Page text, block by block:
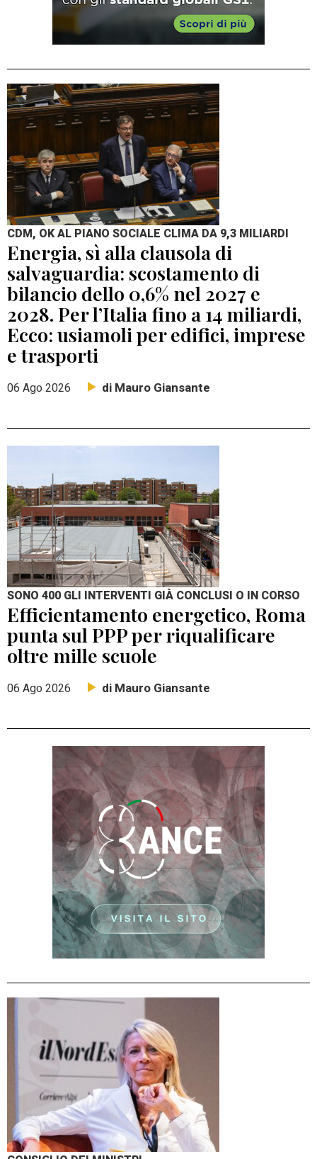
CDM, OK AL PIANO SOCIALE CLIMA DA 9,3 MILIARDI
Energia, sì alla clausola di
salvaguardia: scostamento di
bilancio dello 0,6% nel 2027 e
2028. Per l’Italia fino a 14 miliardi,
Ecco: usiamoli per edifici, imprese
e trasporti
06 Ago 2026 di Mauro Giansante
SONO 400 GLI INTERVENTI GIÀ CONCLUSI O IN CORSO
Efficientamento energetico, Roma
punta sul PPP per riqualificare
oltre mille scuole
06 Ago 2026 di Mauro Giansante